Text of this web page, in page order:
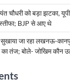
को बड़ा झटका, यूपी
BJP से आए थे
जा रहा लखनऊ-
तंज; बोले- जोखिम कौन